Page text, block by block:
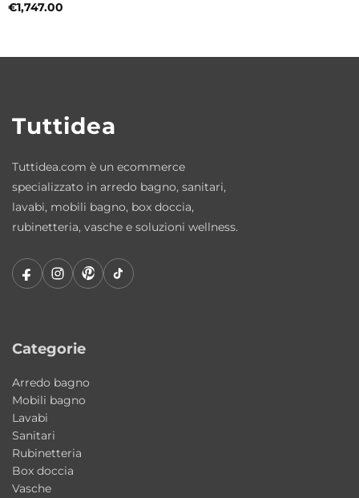
€1,747.00
Tuttidea
Tuttidea.com è un ecommerce
specializzato in arredo bagno, sanitari,
lavabi, mobili bagno, box doccia,
rubinetteria, vasche e soluzioni wellness.
Categorie
Arredo bagno
Mobili bagno
Lavabi
Sanitari
Rubinetteria
Box doccia
Vasche